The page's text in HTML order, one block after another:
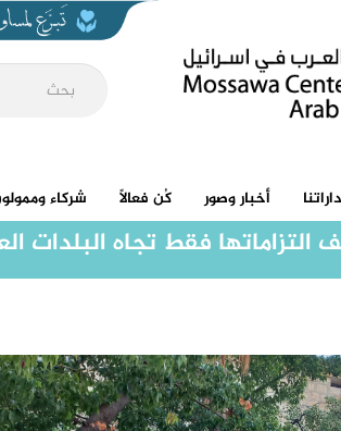
أخبار وصور كُن فعالاً شركاء
فقط تجاه البلدات